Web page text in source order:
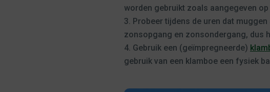
worden gebruikt zoals aangegeven op
Probeer tijdens de uren dat
zonsopgang en zonsondergang, dus
Gebruik een (geïmpregneerde)
gebruik van een klamboe een fysiek